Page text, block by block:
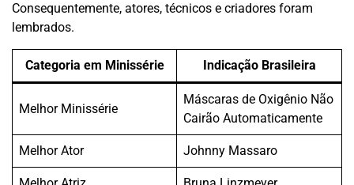
Consequentemente, atores, técnicos e criadores foram
lembrados.
Categoria em Minissérie Indicação Brasileira
Melhor Minissérie
Máscaras de Oxigênio Não
Cairão Automaticamente
Melhor Ator Johnny Massaro